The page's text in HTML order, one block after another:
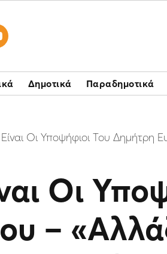
Δημοτικά Παραδημοτικά
Είναι Οι Υποψήφιοι Του
Οι
–